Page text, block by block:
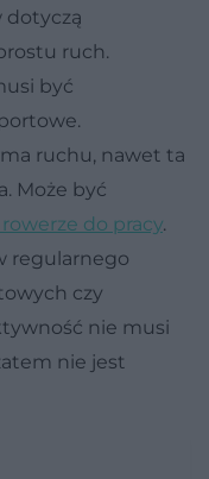
dotyczą
ruch.
być
ruchu, nawet ta
Może być
rowerze do pracy.
regularnego
czy
nie musi
nie jest